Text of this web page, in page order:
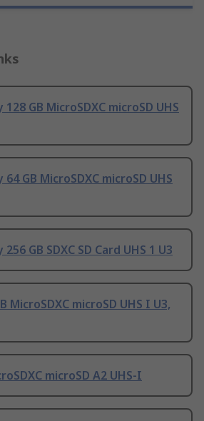
GB MicroSDXC microSD UHS
GB MicroSDXC microSD UHS
GB SDXC SD Card UHS 1 U3
MicroSDXC microSD UHS I U3,
microSD A2 UHS-I